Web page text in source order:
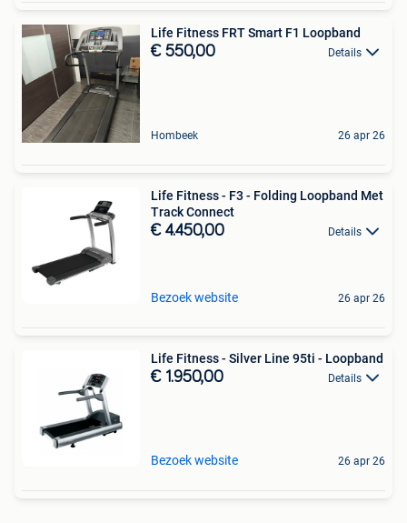
Life Fitness FRT Smart F1 Loopband
€ 550,00 Details
Hombeek 26 apr 26
Life Fitness - F3 - Folding Loopband Met
Track Connect
€ 4.450,00 Details
Bezoek website 26 apr 26
Life Fitness - Silver Line 95ti - Loopband
€ 1.950,00 Details
Bezoek website 26 apr 26